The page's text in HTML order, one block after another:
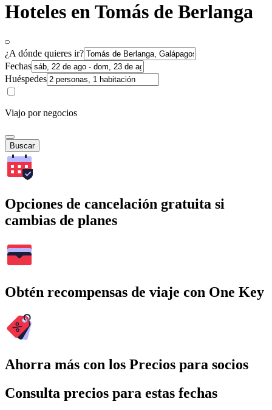
Hoteles en Tomás de Berlanga
¿A dónde quieres ir?
Fechas
Huéspedes
Viajo por negocios
Buscar
Opciones de cancelación gratuita si
cambias de planes
Obtén recompensas de viaje con One Key
Ahorra más con los Precios para socios
Consulta precios para estas fechas